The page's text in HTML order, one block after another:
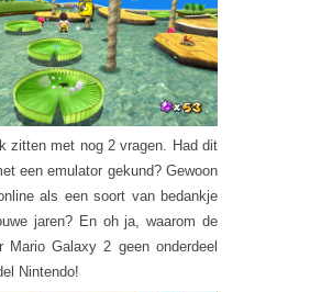
zitten met nog 2 vragen. Had dit
een emulator gekund? Gewoon
als een soort van bedankje
jaren? En oh ja, waarom de
Mario Galaxy 2 geen onderdeel
Nintendo!